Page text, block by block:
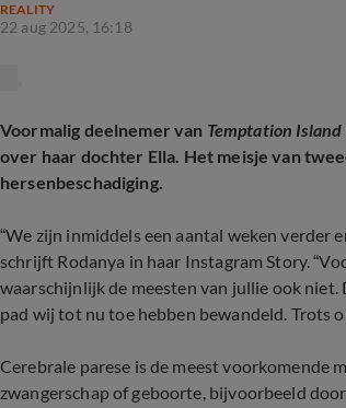
REALITY
22 aug 2025, 16:18
Voormalig deelnemer van Temptation Island
over haar dochter Ella. Het meisje van
hersenbeschadiging.
“We zijn inmiddels een aantal weken verder
schrijft Rodanya in haar Instagram Story.
waarschijnlijk de meesten van jullie ook
pad wij tot nu toe hebben bewandeld. Trots
Cerebrale parese is de meest voorkomende
zwangerschap of geboorte, bijvoorbeeld